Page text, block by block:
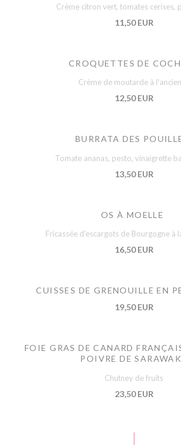
Crème citron vert, tomates cerises,
11,50 EUR
CROQUETTES DE
Crème de moutarde à
12,50 EUR
BURRATA DES
Tomate ananas, pesto, vinaigrette
13,50 EUR
OS À MOELLE
Fricassée d’escargots de Bourgogne à
16,50 EUR
CUISSES DE GRENOUILLE EN
19,50 EUR
FOIE GRAS DE CANARD
POIVRE DE
Chutney de fruits
23,50 EUR